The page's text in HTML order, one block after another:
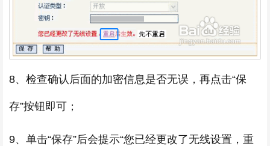
8、检查确认后面的加密信息是否无误，再点击“保
存”按钮即可；
9、单击“保存”后会提示“您已经更改了无线设置，重